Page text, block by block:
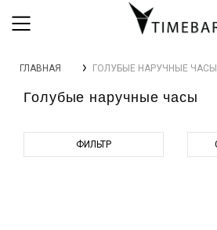
044 392 44 45
099 399 23 80
Бесплатно по Украине
ГЛАВНАЯ ГОЛУБЫЕ НАРУЧНЫЕ ЧАСЫ
Голубые наручные часы
ФИЛЬТР